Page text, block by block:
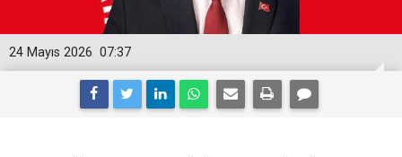
07:37
24 Mayıs 2026